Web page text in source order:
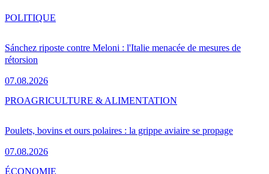
Sánchez riposte contre Meloni : l'Italie menacée de mesures de
rétorsion
07.08.2026
POLITIQUE
Poulets, bovins et ours polaires : la grippe aviaire se propage
07.08.2026
PROAGRICULTURE & ALIMENTATION
ÉCONOMIE